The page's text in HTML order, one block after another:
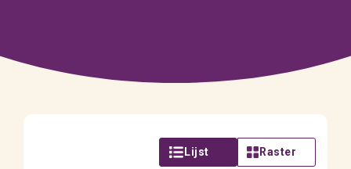
Lijst Raster